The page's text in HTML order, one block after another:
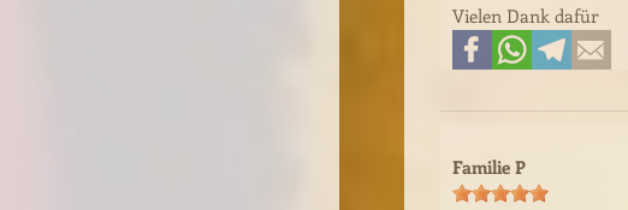
Vielen Dank dafür
Familie P